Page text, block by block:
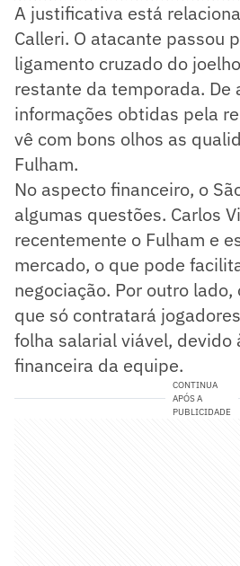
A justificativa está
Calleri. O atacante passou
ligamento cruzado do
restante da temporada. De
informações obtidas pela
vê com bons olhos as
Fulham.
No aspecto financeiro, o
algumas questões. Carlos
recentemente o Fulham e
mercado, o que pode
negociação. Por outro
que só contratará
folha salarial viável, devido
financeira da equipe.
CONTINUA
APÓS A
PUBLICIDADE